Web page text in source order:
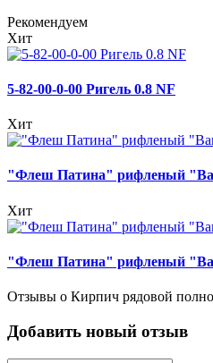
Рекомендуем
Хит
5-82-00-0-00 Ригель 0.8 NF
Хит
"Флеш Патина" рифленый
Хит
"Флеш Патина" рифленый
Отзывы о Кирпич рядовой
Добавить новый отзыв